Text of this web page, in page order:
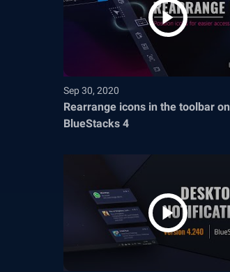
Sep 30, 2020
Rearrange icons in the toolbar on
BlueStacks 4